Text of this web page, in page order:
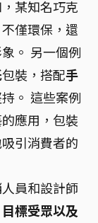
某知名巧克
僅環保，還
。 另一個例
包裝，搭配手
。 這些案例
應用，包裝
引消費者的
員和設計師
標受眾以及